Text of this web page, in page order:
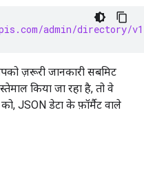
admin/directory/
ज़रूरी जानकारी सबमिट
किया जा रहा है, तो वे
JSON डेटा के फ़ॉर्मैट वाले